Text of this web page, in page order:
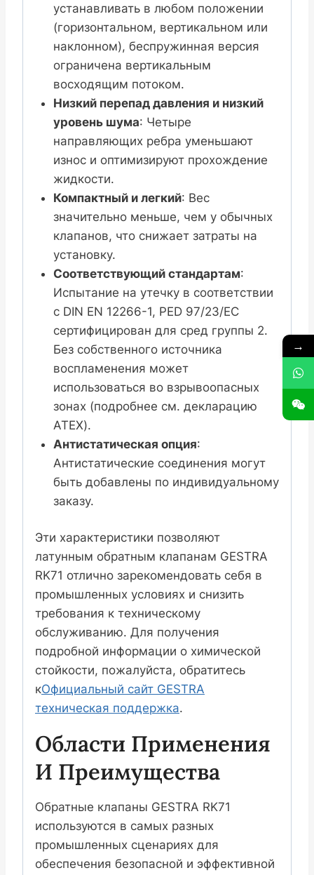
устанавливать в любом положении
(горизонтальном, вертикальном или
наклонном), беспружинная версия
ограничена вертикальным
восходящим потоком.
Низкий перепад давления и низкий
уровень шума: Четыре
направляющих ребра уменьшают
износ и оптимизируют прохождение
жидкости.
Компактный и легкий: Вес
значительно меньше, чем у обычных
клапанов, что снижает затраты на
установку.
Соответствующий стандартам:
Испытание на утечку в соответствии
с DIN EN 12266-1, PED 97/23/EC
сертифицирован для сред группы 2.
Без собственного источника
воспламенения может
использоваться во взрывоопасных
зонах (подробнее см. декларацию
ATEX).
Антистатическая опция:
Антистатические соединения могут
быть добавлены по индивидуальному
заказу.
Эти характеристики позволяют
латунным обратным клапанам GESTRA
RK71 отлично зарекомендовать себя в
промышленных условиях и снизить
требования к техническому
обслуживанию. Для получения
подробной информации о химической
стойкости, пожалуйста, обратитесь
кОфициальный сайт GESTRA
техническая поддержка.
Области Применения
И Преимущества
Обратные клапаны GESTRA RK71
используются в самых разных
промышленных сценариях для
обеспечения безопасной и эффективной
→